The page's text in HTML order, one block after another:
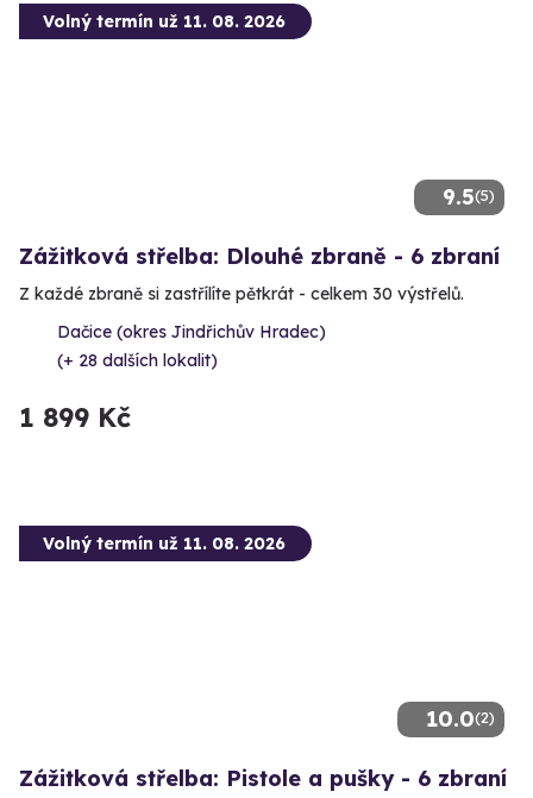
9.5(5)
Volný termín už 11. 08. 2026
Zážitková střelba: Dlouhé zbraně - 6 zbraní
Z každé zbraně si zastřílíte pětkrát - celkem 30 výstřelů.
Dačice (okres Jindřichův Hradec)
(+ 28 dalších lokalit)
1 899 Kč
10.0(2)
Volný termín už 11. 08. 2026
Zážitková střelba: Pistole a pušky - 6 zbraní